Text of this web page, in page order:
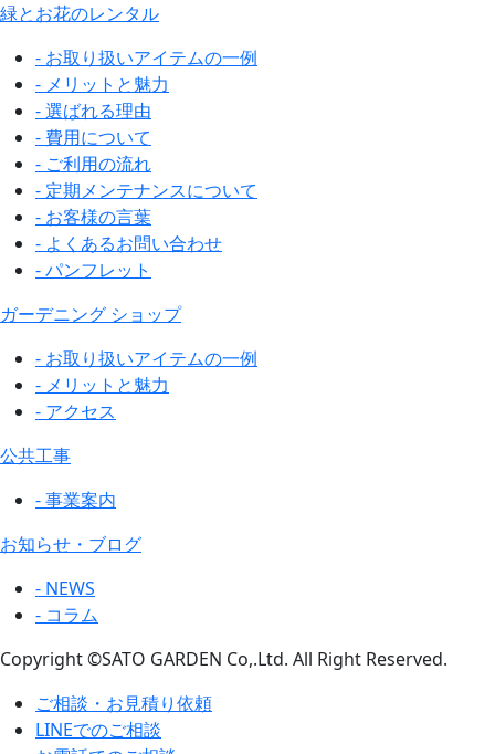
緑とお花のレンタル
- お取り扱いアイテムの一例
- メリットと魅力
- 選ばれる理由
- 費用について
- ご利用の流れ
- 定期メンテナンスについて
- お客様の言葉
- よくあるお問い合わせ
- パンフレット
ガーデニング ショップ
- お取り扱いアイテムの一例
- メリットと魅力
- アクセス
公共工事
- 事業案内
お知らせ・ブログ
- NEWS
- コラム
Copyright ©SATO GARDEN Co,.Ltd. All Right Reserved.
ご相談・お見積り依頼
LINEでのご相談